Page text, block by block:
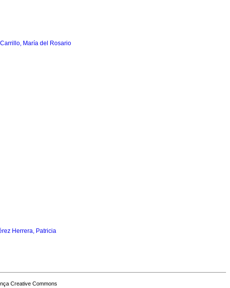
María del Rosario
Herrera, Patricia
Creative Commons